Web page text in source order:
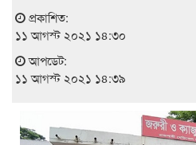
প্রকাশিত:
১১ আগস্ট ২০২১ ১৪:৩০
আপডেট:
১১ আগস্ট ২০২১ ১৪:৩৯